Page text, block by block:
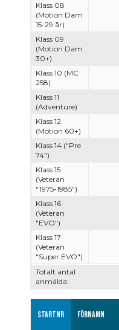
Totalt antal
anmälda:
Klass 08
(Motion Dam
15-29 år)
Klass 09
(Motion Dam
30+)
Klass 10 (MC
258)
Klass 11
(Adventure)
Klass 12
(Motion 60+)
Klass 14 ("Pre
74")
Klass 15
(Veteran
"1975-1985")
Klass 16
(Veteran
"EVO")
Klass 17
(Veteran
"Super EVO")
Startnr Förnamn